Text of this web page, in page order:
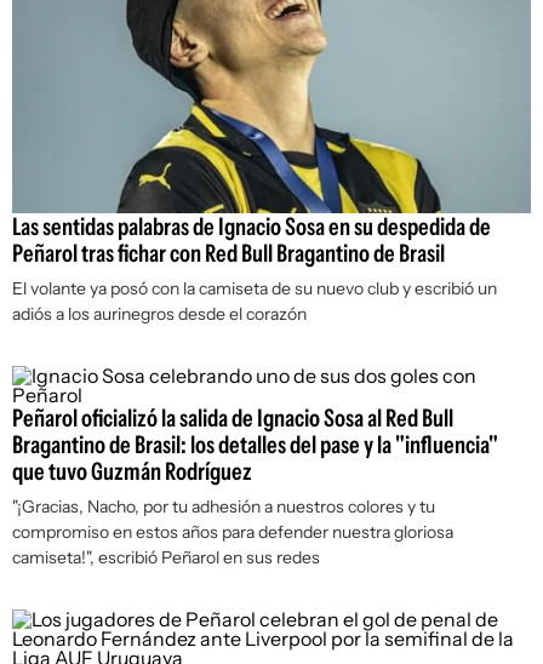
Las sentidas palabras de Ignacio Sosa en su despedida de
Peñarol tras fichar con Red Bull Bragantino de Brasil
El volante ya posó con la camiseta de su nuevo club y escribió un
adiós a los aurinegros desde el corazón
Peñarol oficializó la salida de Ignacio Sosa al Red Bull
Bragantino de Brasil: los detalles del pase y la "influencia"
que tuvo Guzmán Rodríguez
"¡Gracias, Nacho, por tu adhesión a nuestros colores y tu
compromiso en estos años para defender nuestra gloriosa
camiseta!", escribió Peñarol en sus redes